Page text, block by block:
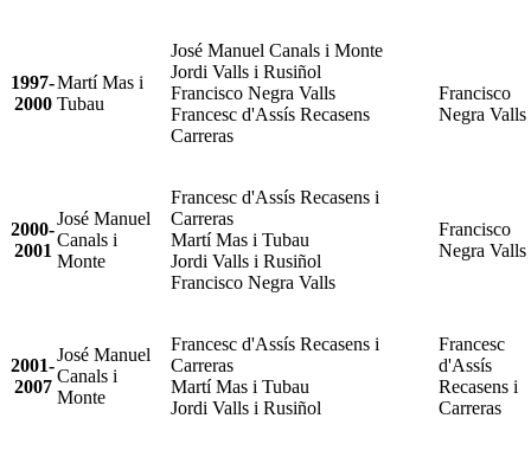
1997-
2000
Martí Mas i
Tubau
José Manuel Canals i Monte
Jordi Valls i Rusiñol
Francisco Negra Valls
Francesc d'Assís Recasens
Carreras
Francisco
Negra Valls
2000-
2001
José Manuel
Canals i
Monte
Francesc d'Assís Recasens i
Carreras
Martí Mas i Tubau
Jordi Valls i Rusiñol
Francisco Negra Valls
Francisco
Negra Valls
2001-
2007
José Manuel
Canals i
Monte
Francesc d'Assís Recasens i
Carreras
Martí Mas i Tubau
Jordi Valls i Rusiñol
Francesc
d'Assís
Recasens i
Carreras